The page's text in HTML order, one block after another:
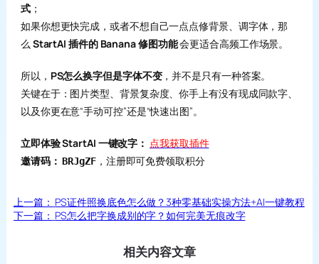
式；
如果你想更快完成，或者不想自己一点点修背景、调字体，那
么 StartAI 插件的 Banana 修图功能会更适合高频工作场景。
所以， PS怎么换字但是字体不变，并不是只有一种答案。
关键在于：图片类型、背景复杂度、你手上有没有现成同款字、
以及你更在意“手动可控”还是“快速出图”。
立即体验 StartAI 一键改字： 点我获取插件
邀请码：BRJgZF，注册即可免费领取积分
上一篇： PS证件照换底色怎么做？3种零基础实操方法+AI一键教程
下一篇： PS怎么把字换成别的字？如何完美无痕改字
相关内容文章